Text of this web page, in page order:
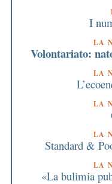
I
LA
Volontariato:
LA
LA
LA
Standard &
LA
«La bulimia